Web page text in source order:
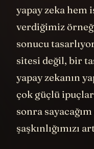
sonucu
sitesi değil, bir
yapay zekanın
çok güçlü
sonra
şaşkınlığımızı
Bu örnekte